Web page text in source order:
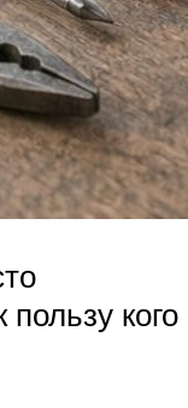
кого